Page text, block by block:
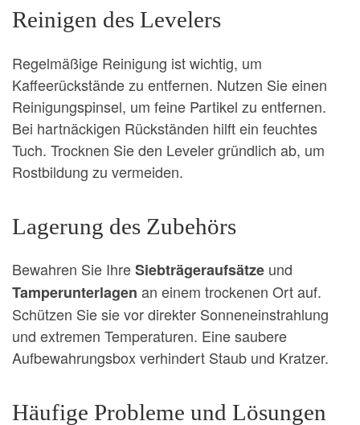
Reinigen des Levelers
Regelmäßige Reinigung ist wichtig, um
Kaffeerückstände zu entfernen. Nutzen Sie einen
Reinigungspinsel, um feine Partikel zu entfernen.
Bei hartnäckigen Rückständen hilft ein feuchtes
Tuch. Trocknen Sie den Leveler gründlich ab, um
Rostbildung zu vermeiden.
Lagerung des Zubehörs
Bewahren Sie IhreSiebträgeraufsätze und
Tamperunterlagen an einem trockenen Ort auf.
Schützen Sie sie vor direkter Sonneneinstrahlung
und extremen Temperaturen. Eine saubere
Aufbewahrungsbox verhindert Staub und Kratzer.
Häufige Probleme und Lösungen